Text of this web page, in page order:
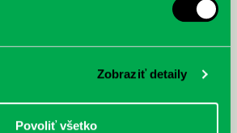
Zobraziť detaily
Povoliť všetko